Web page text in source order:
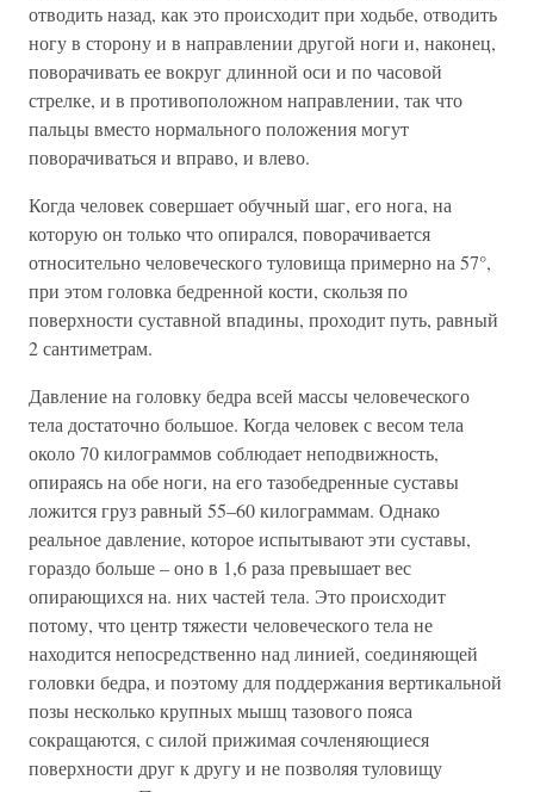
отводить назад, как это происходит при ходьбе, отводить
ногу в сторону и в направлении другой ноги и, наконец,
поворачивать ее вокруг длинной оси и по часовой
стрелке, и в противоположном направлении, так что
пальцы вместо нормального положения могут
поворачиваться и вправо, и влево.
Когда человек совершает обучный шаг, его нога, на
которую он только что опирался, поворачивается
относительно человеческого туловища примерно на 57°,
при этом головка бедренной кости, скользя по
поверхности суставной впадины, проходит путь, равный
2 сантиметрам.
Давление на головку бедра всей массы человеческого
тела достаточно большое. Когда человек с весом тела
около 70 килограммов соблюдает неподвижность,
опираясь на обе ноги, на его тазобедренные суставы
ложится груз равный 55–60 килограммам. Однако
реальное давление, которое испытывают эти суставы,
гораздо больше – оно в 1,6 раза превышает вес
опирающихся на. них частей тела. Это происходит
потому, что центр тяжести человеческого тела не
находится непосредственно над линией, соединяющей
головки бедра, и поэтому для поддержания вертикальной
позы несколько крупных мышц тазового пояса
сокращаются, с силой прижимая сочленяющиеся
поверхности друг к другу и не позволяя туловищу